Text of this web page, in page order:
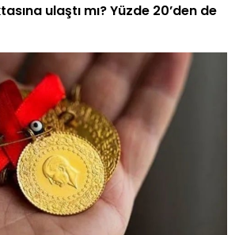
ulaştı mı? Yüzde 20’den de